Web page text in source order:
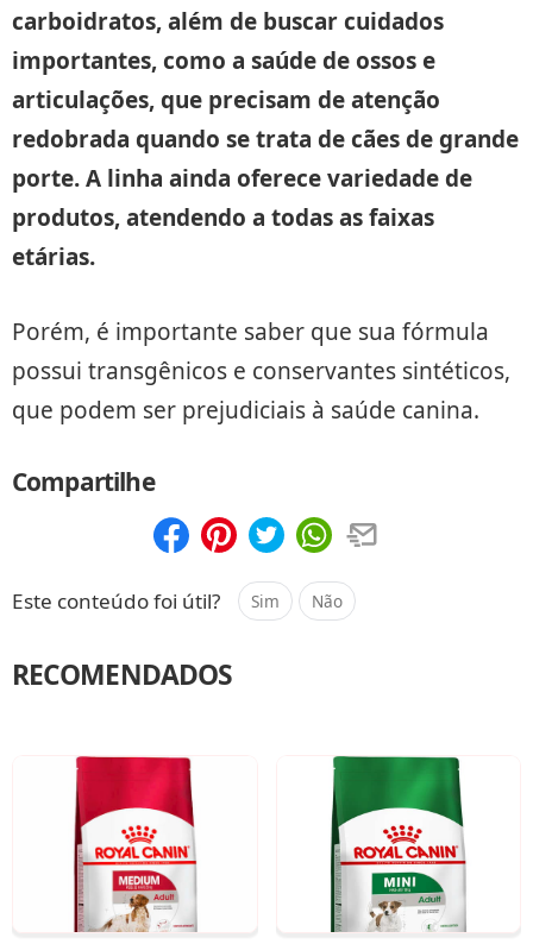
carboidratos, além de buscar cuidados
importantes, como a saúde de ossos e
articulações, que precisam de atenção
redobrada quando se trata de cães de grande
porte. A linha ainda oferece variedade de
produtos, atendendo a todas as faixas
etárias.
Porém, é importante saber que sua fórmula
possui transgênicos e conservantes sintéticos,
que podem ser prejudiciais à saúde canina.
Compartilhe
Este conteúdo foi útil? Sim Não
RECOMENDADOS